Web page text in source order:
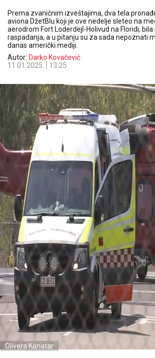
Prema zvaničnim izveštajima, dva tela
aviona DžetBlu koji je ove nedelje sleteo na
aerodrom Fort Loderdejl-Holivud na Floridi, bila
raspadanja, a u pitanju su za sada nepoznati
danas američki mediji.
Autor: Darko Kovačević
11.01.2025.
13:25
Olivera Konatar